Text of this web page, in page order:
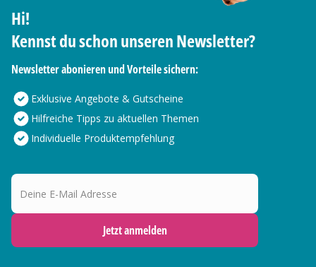
Hi!
Kennst du schon unseren Newsletter?
Newsletter abonieren und Vorteile sichern:
Exklusive Angebote & Gutscheine
Hilfreiche Tipps zu aktuellen Themen
Individuelle Produktempfehlung
Deine E-Mail Adresse
Jetzt anmelden